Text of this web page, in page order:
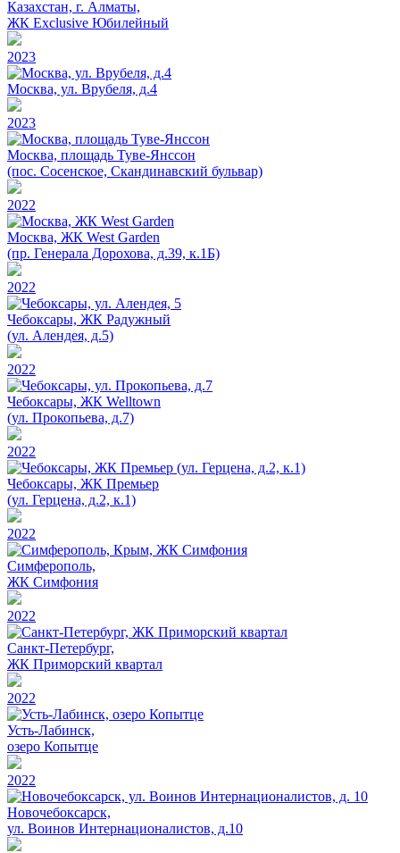
Казахстан, г. Алматы,
ЖК Exclusive Юбилейный
2023
Москва, ул. Врубеля, д.4
2023
Москва, площадь Туве-Янссон
(пос. Сосенское, Скандинавский бульвар)
2022
Москва, ЖК West Garden
(пр. Генерала Дорохова, д.39, к.1Б)
2022
Чебоксары, ЖК Радужный
(ул. Алендея, д.5)
2022
Чебоксары, ЖК Welltown
(ул. Прокопьева, д.7)
2022
Чебоксары, ЖК Премьер
(ул. Герцена, д.2, к.1)
2022
Симферополь,
ЖК Симфония
2022
Санкт-Петербург,
ЖК Приморский квартал
2022
Усть-Лабинск,
озеро Копытце
2022
Новочебоксарск,
ул. Воинов Интернационалистов, д.10